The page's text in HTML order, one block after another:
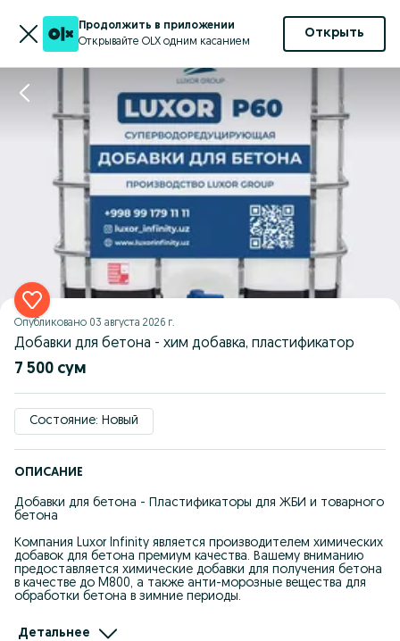
Продолжить в приложении
Открывайте OLX одним касанием
Открыть
Опубликовано 03 августа 2026 г.
Добавки для бетона - хим добавка, пластификатор
7 500 сум
Состояние: Новый
ОПИСАНИЕ
Добавки для бетона - Пластификаторы для ЖБИ и товарного
бетона
Компания Luxor Infinity является производителем химических
добавок для бетона премиум качества. Вашему вниманию
предоставляется химические добавки для получения бетона
в качестве до M800, а также анти-морозные вещества для
обработки бетона в зимние периоды.
Детальнее